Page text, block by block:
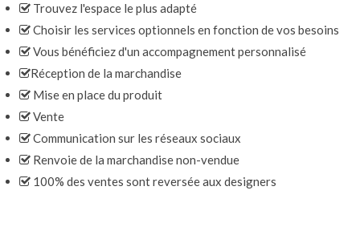
Trouvez l'espace le plus adapté
Choisir les services optionnels en fonction de vos besoins
Vous bénéficiez d'un accompagnement personnalisé
Réception de la marchandise
Mise en place du produit
Vente
Communication sur les réseaux sociaux
Renvoie de la marchandise non-vendue
100% des ventes sont reversée aux designers